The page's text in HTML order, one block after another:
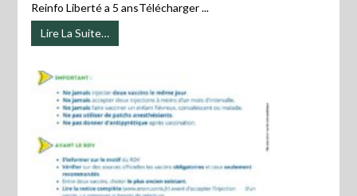
Reinfo Liberté a 5 ansTélécharger ...
Lire La Suite…